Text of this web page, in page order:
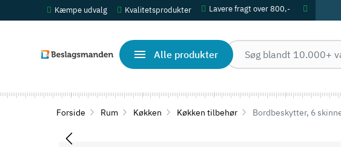
Kæmpe udvalg Kvalitetsprodukter Lavere fragt over 800,-
Alle produkter
Forside Rum Køkken Køkken tilbehør Bordbeskytter, 6